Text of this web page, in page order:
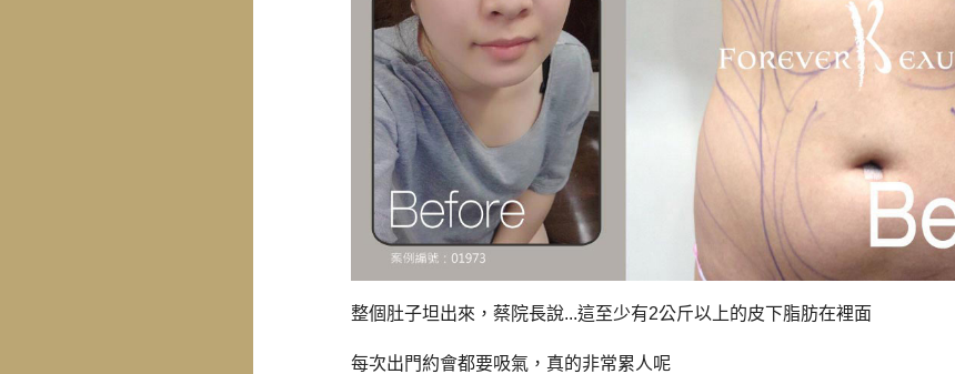
整個肚子坦出來，蔡院長說...這至少有2公斤以上的皮下脂肪在裡面
每次出門約會都要吸氣，真的非常累人呢